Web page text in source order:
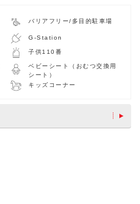
バリアフリー/多目的駐車場
G-Station
子供110番
ベビーシート（おむつ交換用
シート）
キッズコーナー